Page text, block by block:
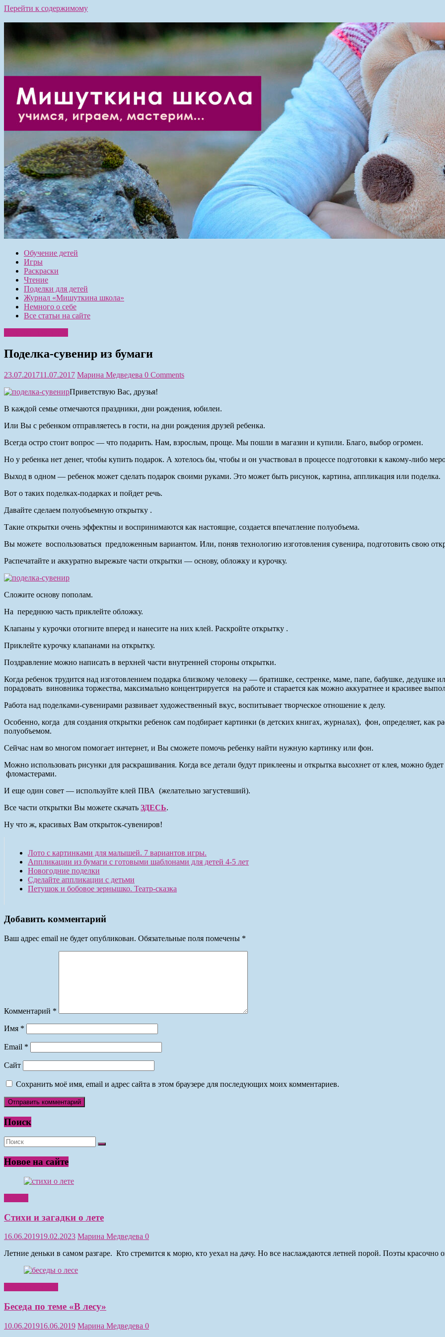
Перейти к содержимому
Обучение детей
Игры
Раскраски
Чтение
Поделки для детей
Журнал «Мишуткина школа»
Немного о себе
Все статьи на сайте
Поделка-сувенир из бумаги
23.07.201711.07.2017 Марина Медведева 0 Comments
Приветствую Вас, друзья!
В каждой семье отмечаются праздники, дни рождения, юбилеи.
Или Вы с ребенком отправляетесь в гости, на дни рождения друзей ребенка.
Всегда остро стоит вопрос — что подарить. Нам, взрослым, проще. Мы пошли в магазин и купили. Благо, выбор огромен.
Но у ребенка нет денег, чтобы купить подарок. А хотелось бы, чтобы и он участвовал в процессе подготовки к какому-либо
Выход в одном — ребенок может сделать подарок своими руками. Это может быть рисунок, картина, аппликация или поделка.
Вот о таких поделках-подарках и пойдет речь.
Давайте сделаем полуобъемную открытку .
Такие открытки очень эффектны и воспринимаются как настоящие, создается впечатление полуобъ­ема.
Вы можете воспользоваться предложенным вариантом. Или, поняв технологию изготовления сувенира, подготовить свою
Распечатайте и аккуратно вырежьте части открытки — основу, обложку и курочку.
Сложите основу пополам.
На переднюю часть приклейте обложку.
Клапаны у курочки отогните вперед и нанесите на них клей. Раскройте открытку .
Приклейте курочку клапанами на открытку.
Поздравление можно написать в верхней части внутрен­ней стороны открытки.
Когда ребенок трудится над изготовлением подарка близкому человеку — братишке, сестренке, маме, папе, бабушке, дедушке
порадовать виновника торжества, максимально концентрируется на работе и старается как можно аккуратнее и красивее
Работа над поделками-сувенирами развивает художественный вкус, воспитывает творческое отношение к делу.
Особенно, когда для создания открытки ребенок сам подбирает картинки (в детских книгах, журналах), фон, определяет, как
полуобъемом.
Сейчас нам во многом помогает интернет, и Вы сможете помочь ребенку найти нужную картинку или фон.
Можно использовать рисунки для раскрашивания. Когда все детали будут приклеены и открытка высохнет от клея, можно
фломастерами.
И еще один совет — используйте клей ПВА (желательно загустев­ший).
Все части открытки Вы можете скачать ЗДЕСЬ.
Ну что ж, красивых Вам открыток-сувениров!
Лото с картинками для малышей. 7 вариантов игры.
Аппликации из бумаги с готовыми шаблонами для детей 4-5 лет
Новогодние поделки
Сделайте аппликации с детьми
Петушок и бобовое зернышко. Театр-сказка
Добавить комментарий
Ваш адрес email не будет опубликован. Обязательные поля помечены *
Комментарий *
Имя *
Email *
Сайт
Сохранить моё имя, email и адрес сайта в этом браузере для последующих моих комментариев.
Поиск
Новое на сайте
Стихи и загадки о лете
16.06.201919.02.2023 Марина Медведева 0
Летние деньки в самом разгаре. Кто стремится к морю, кто уехал на дачу. Но все наслаждаются летней порой. Поэты красочно
Беседа по теме «В лесу»
10.06.201916.06.2019 Марина Медведева 0